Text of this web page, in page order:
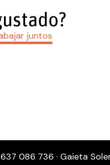
juntos
086 736 · Gaieta